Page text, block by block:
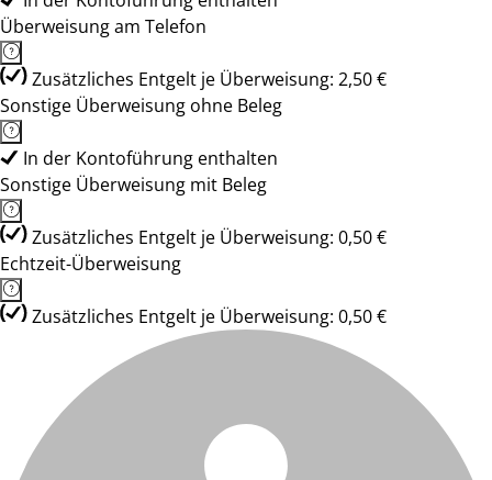
Überweisung am Telefon
Zusätzliches Entgelt je Überweisung: 2,50 €
Sonstige Überweisung ohne Beleg
In der Kontoführung enthalten
Sonstige Überweisung mit Beleg
Zusätzliches Entgelt je Überweisung: 0,50 €
Echtzeit-Überweisung
Zusätzliches Entgelt je Überweisung: 0,50 €